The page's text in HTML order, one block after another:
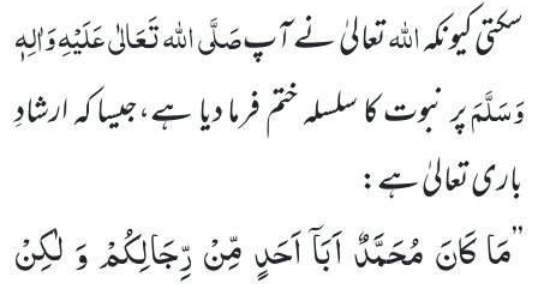
سکتی کیونکہاللہتعالیٰ نے آپصَلَّی اللہ تَعَالٰی عَلَیْہِ وَاٰلِہٖ
وَسَلَّمَپر نبوت کا سلسلہ ختم فرما دیا ہے،جیسا کہ ارشادِ
باری تعالیٰ ہے:
’’مَا كَانَ مُحَمَّدٌ اَبَاۤ اَحَدٍ مِّنْ رِّجَالِكُمْ وَ لٰكِنْ